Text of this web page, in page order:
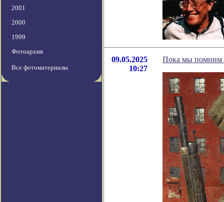
2001
2000
1999
Фотоархив
Все фотоматериалы
09.05.2025
10:27
Пока мы помним